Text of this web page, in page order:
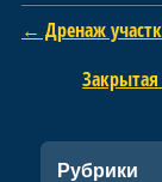
Post
← Дренаж
Рубрики